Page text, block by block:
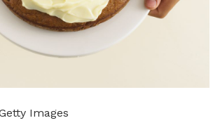
Images